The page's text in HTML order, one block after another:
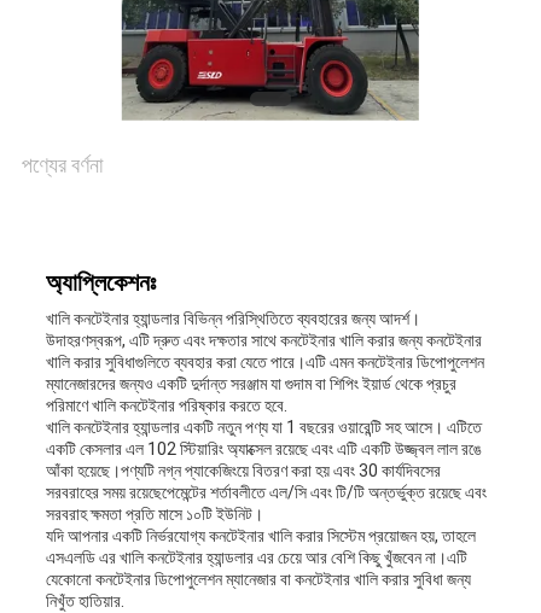
পণ্যের বর্ণনা
অ্যাপ্লিকেশনঃ
খালি কনটেইনার হ্যান্ডলার বিভিন্ন পরিস্থিতিতে ব্যবহারের জন্য আদর্শ।
উদাহরণস্বরূপ, এটি দ্রুত এবং দক্ষতার সাথে কনটেইনার খালি করার জন্য কনটেইনার
খালি করার সুবিধাগুলিতে ব্যবহার করা যেতে পারে।এটি এমন কনটেইনার ডিপোপুলেশন
ম্যানেজারদের জন্যও একটি দুর্দান্ত সরঞ্জাম যা গুদাম বা শিপিং ইয়ার্ড থেকে প্রচুর
পরিমাণে খালি কনটেইনার পরিষ্কার করতে হবে.
খালি কনটেইনার হ্যান্ডলার একটি নতুন পণ্য যা 1 বছরের ওয়ারেন্টি সহ আসে। এটিতে
একটি কেসলার এল 102 স্টিয়ারিং অ্যাক্সেল রয়েছে এবং এটি একটি উজ্জ্বল লাল রঙে
আঁকা হয়েছে।পণ্যটি নগ্ন প্যাকেজিংয়ে বিতরণ করা হয় এবং 30 কার্যদিবসের
সরবরাহের সময় রয়েছেপেমেন্টের শর্তাবলীতে এল/সি এবং টি/টি অন্তর্ভুক্ত রয়েছে এবং
সরবরাহ ক্ষমতা প্রতি মাসে ১০টি ইউনিট।
যদি আপনার একটি নির্ভরযোগ্য কনটেইনার খালি করার সিস্টেম প্রয়োজন হয়, তাহলে
এসএলডি এর খালি কনটেইনার হ্যান্ডলার এর চেয়ে আর বেশি কিছু খুঁজবেন না।এটি
যেকোনো কনটেইনার ডিপোপুলেশন ম্যানেজার বা কনটেইনার খালি করার সুবিধা জন্য
নিখুঁত হাতিয়ার.